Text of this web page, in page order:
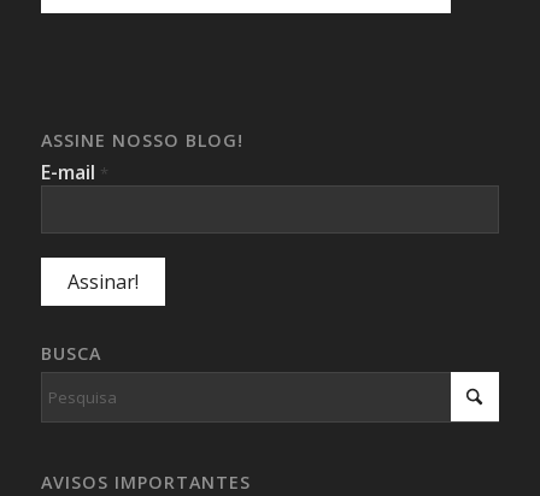
ASSINE NOSSO BLOG!
E-mail *
BUSCA
AVISOS IMPORTANTES